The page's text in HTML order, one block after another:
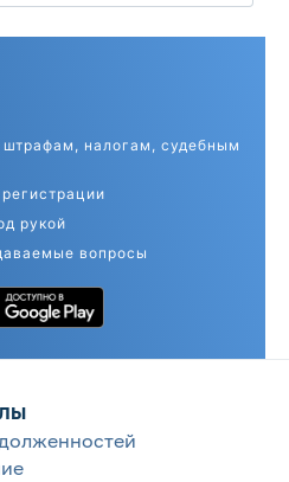
штрафам, налогам, судебным
рукой
вопросы